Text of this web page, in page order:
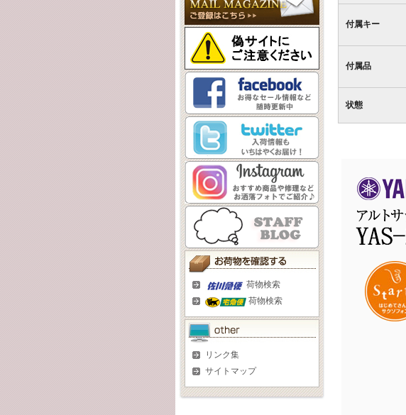
荷物検索
荷物検索
リンク集
サイトマップ
付属キー
付属品
状態